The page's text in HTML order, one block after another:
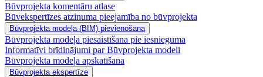
Būvprojekta komentāru atlase
Būvekspertīzes atzinuma pieejamība no būvprojekta
Būvprojekta modeļa (BIM) pievienošana
Būvprojekta modeļa piesaistīšana pie iesnieguma
Informatīvi brīdinājumi par Būvprojekta modeli
Būvprojekta modeļa apskatīšana
Būvprojekta ekspertīze